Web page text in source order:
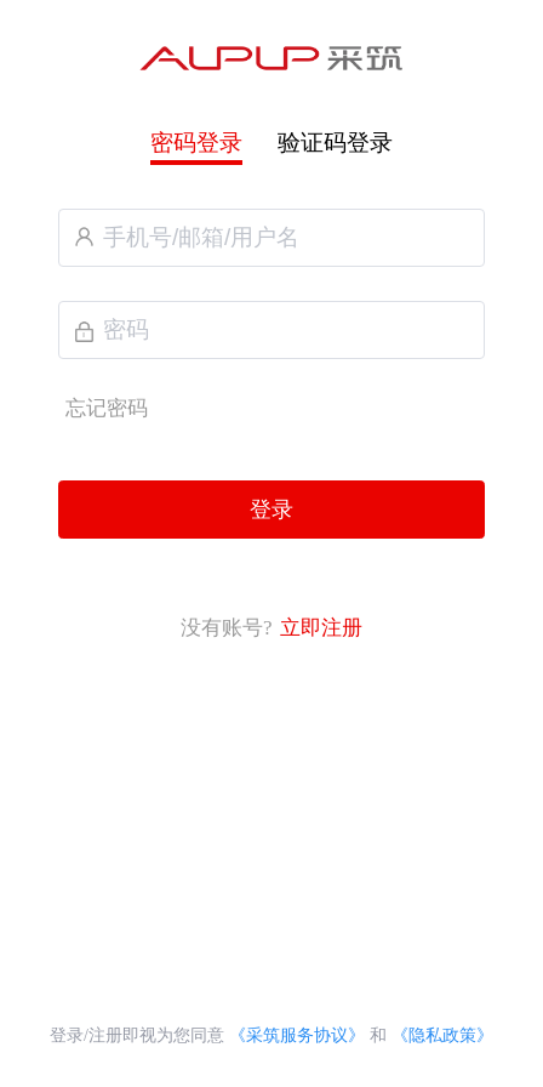
密码登录 验证码登录
忘记密码
登录
没有账号? 立即注册
登录/注册即视为您同意 《采筑服务协议》 和 《隐私政策》